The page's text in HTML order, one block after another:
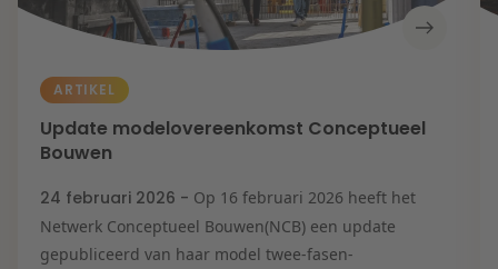
ARTIKEL
Update modelovereenkomst Conceptueel
Bouwen
24 februari 2026 - Op 16 februari 2026 heeft het
Netwerk Conceptueel Bouwen(NCB) een update
gepubliceerd van haar model twee-fasen-